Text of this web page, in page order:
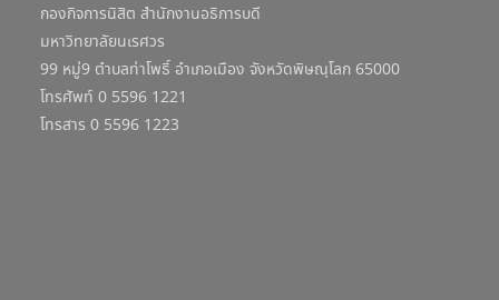
กองกิจการนิสิต สำนักงานอธิการบดี
มหาวิทยาลัยนเรศวร
99 หมู่9 ตำบลท่าโพธิ์ อำเภอเมือง จังหวัดพิษณุโลก 65000
โทรศัพท์ 0 5596 1221
โทรสาร 0 5596 1223